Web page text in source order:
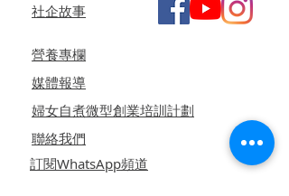
社企故事
營養專欄
媒體報導
婦女自煮微型創業培訓計劃
聯絡我們
訂閱WhatsApp頻道